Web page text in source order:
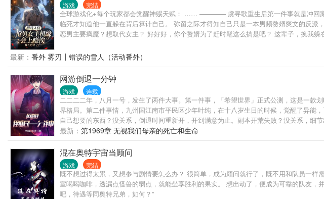
游戏 完结
全球游戏化+每个玩家都会觉醒神赐天赋： …… ———— 虞寻歌重生后第一件事就是冲回家
临死才知道他一直躲在背后算计自己。 弥留之际才得知自己只是一本男频赘婿爽文的反
恋男主要疯魔？想取代女主？ 好好好，你个赘婿为了赶时髦这么搞是吧？ 这辈子，换我躲
最新： 番外 雾刃┃错误的雪人（活动番外）
网游倒退一分钟
游戏 连载
二二二二年，八月一号，发生了两件大事。第一件事，「希望世界」正式公测，这是一
界格局。第二件事情，九州国江南市平民区少年叶纯，在十八岁生日的时候，觉醒了异能
自己想要的东西？没关系，倒退时间重新开，开到满意为止。副本开荒失败？没关系，细
最新： 第1969章 无视我们母亲的死亡和生命
混在奥特宇宙当顾问
游戏 完结
既不想过得太累，又想参与剧情要怎么办？ 很简单，成为顾问就行了，既不用和队员一
室喝喝咖啡，透漏点怪兽的弱点，就能坐享胜利的果实。 想出动了，便成为可靠的队友
吧，待遇等同奥特兄弟，如何？”